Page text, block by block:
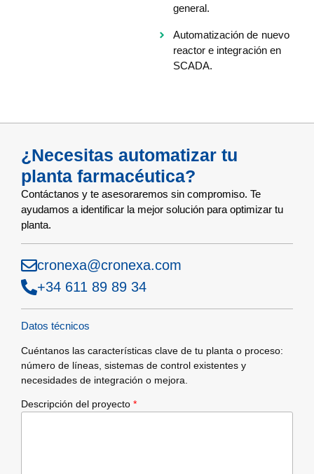
general.
Automatización de nuevo
reactor e integración en
SCADA.
¿Necesitas automatizar tu
planta farmacéutica?
Contáctanos y te asesoraremos sin compromiso. Te
ayudamos a identificar la mejor solución para optimizar tu
planta.
cronexa@cronexa.com
+34 611 89 89 34
Datos técnicos
Cuéntanos las características clave de tu planta o proceso:
número de líneas, sistemas de control existentes y
necesidades de integración o mejora.
Descripción del proyecto *